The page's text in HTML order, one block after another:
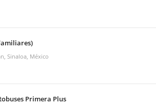
Sinaloa, México
Primera Plus